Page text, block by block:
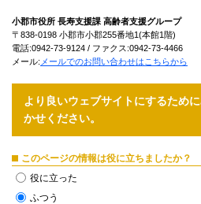
小郡市役所 長寿支援課 高齢者支援グループ
〒838-0198 小郡市小郡255番地1(本館1階)
電話:0942-73-9124 / ファクス:0942-73-4466
メール: メールでのお問い合わせはこちらから
より良いウェブサイトにするため
かせください。
このページの情報は役に立ちましたか？
役に立った
ふつう